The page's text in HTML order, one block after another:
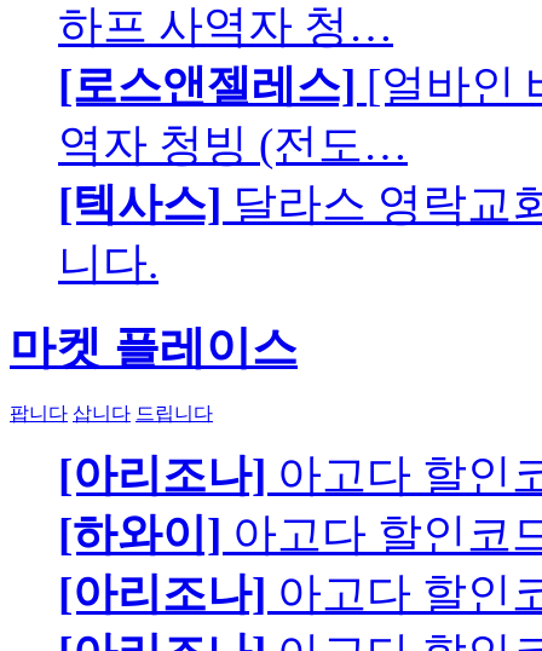
하프 사역자 청…
[로스앤젤레스] [얼바인
역자 청빙 (전도…
[텍사스] 달라스 영락교
니다.
마켓 플레이스
팝니다 삽니다 드립니다
[아리조나] 아고다 할인
[하와이] 아고다 할인코
[아리조나] 아고다 할인